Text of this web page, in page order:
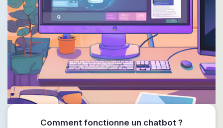
Comment fonctionne un chatbot ?